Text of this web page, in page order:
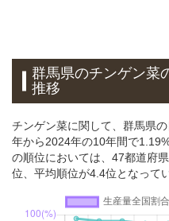
群馬県のチンゲン菜
推移
チンゲン菜に関して、群馬県
年から2024年の10年間で
の順位においては、47都道府
位、平均順位が4.4位となって